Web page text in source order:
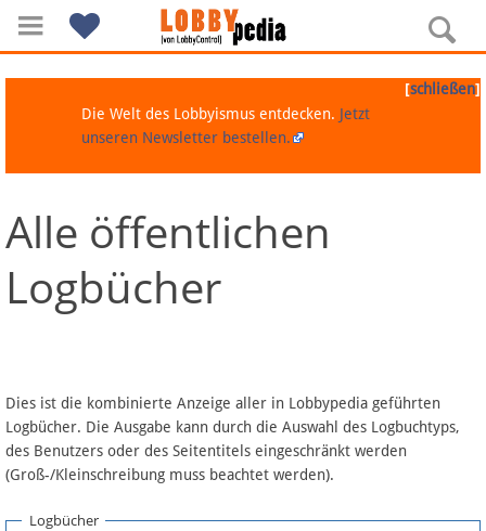
Navigation
Über Lobbypedia
Artikel nach Kategorien
FAQ
[schließen]
Die Welt des Lobbyismus entdecken. Jetzt
unseren Newsletter bestellen.
Alle öffentlichen
Logbücher
Dies ist die kombinierte Anzeige aller in Lobbypedia geführten
Logbücher. Die Ausgabe kann durch die Auswahl des Logbuchtyps,
des Benutzers oder des Seitentitels eingeschränkt werden
(Groß-/Kleinschreibung muss beachtet werden).
Logbücher